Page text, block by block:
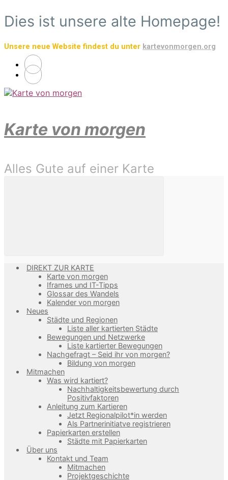
Zum
Hauptinhalt
Dies ist unsere alte Homepage!
Unsere neue Website findest du unter kartevonmorgen.org
Karte von morgen
Alles Gute auf einer Karte
DIREKT ZUR KARTE
Karte von morgen
Iframes und IT-Tipps
Glossar des Wandels
Kalender von morgen
Neues
Städte und Regionen
Liste aller kartierten Städte
Bewegungen und Netzwerke
Liste kartierter Bewegungen
Nachgefragt – Seid ihr von morgen?
Bildung von morgen
Mitmachen
Was wird kartiert?
Nachhaltigkeitsbewertung durch
Positivfaktoren
Anleitung zum Kartieren
Jetzt Regionalpilot*in werden
Als Partnerinitiatve registrieren
Papierkarten erstellen
Städte mit Papierkarten
Über uns
Kontakt und Team
Mitmachen
Projektgeschichte